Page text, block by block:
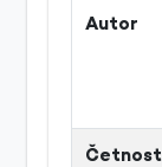
Autor